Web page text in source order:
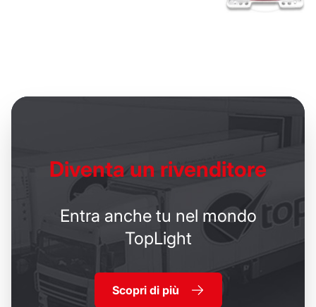
Diventa un rivenditore
Entra anche tu nel mondo
TopLight
Scopri di più